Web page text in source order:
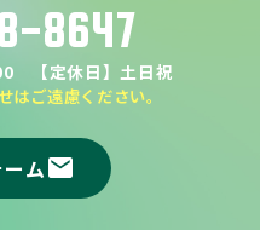
8647
【定休日】土日祝
ご遠慮ください。
ムmail